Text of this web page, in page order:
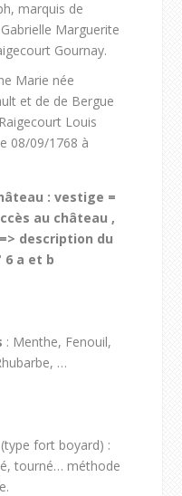
marquis de
Marguerite
Gournay.
Marie née
et de de Bergue
Louis
08/09/1768 à
: vestige =
au château ,
description du
6 a et b
: Menthe, Fenouil,
…
(type fort boyard) :
tourné… méthode